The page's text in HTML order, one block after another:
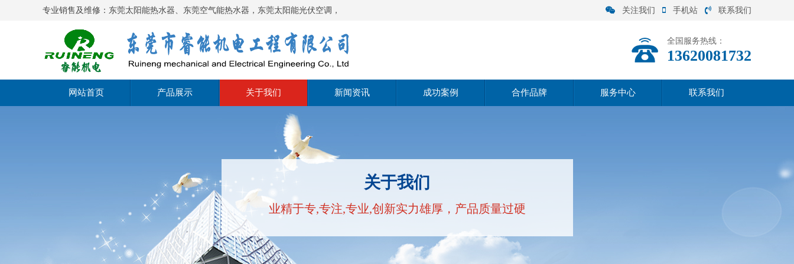
专业销售及维修：东莞太阳能热水器、东莞空气能热水器，东莞太阳能光伏空调， 关注我们 手机站 联系我们
全国服务热线：
13620081732
网站首页 产品展示
东莞空气能热泵烘干
塘厦空气能热泵热水器
聚阳王牌光伏空气能热水
关于我们
经营范围
公司实力
新闻资讯
行业动态
常见问题
成功案例
空气能热水器
空压机余热回收
合作品牌 服务中心 联系我们
关于我们
业精于专,专注,专业,创新实力雄厚，产品质量过硬